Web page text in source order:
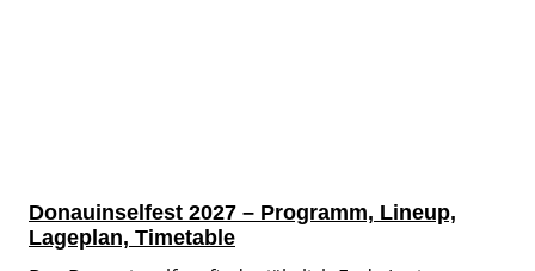
Donauinselfest 2027 – Programm, Lineup,
Lageplan, Timetable